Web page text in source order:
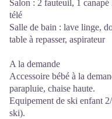
Salon : 2 fauteuil, 1
télé
Salle de bain : lave linge,
table à repasser, aspirateur
A la demande
Accessoire bébé à la
parapluie, chaise haute.
Equipement de ski enfant
ski).